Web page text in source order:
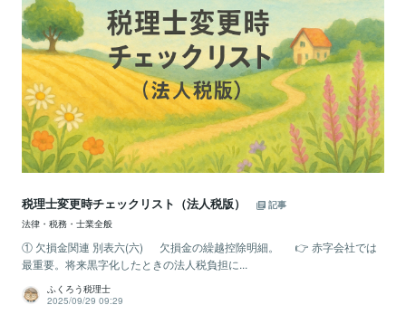
税理士変更時チェックリスト（法人税版）
記事
法律・税務・士業全般
① 欠損金関連 別表六(六) 欠損金の繰越控除明細。 👉 赤字会社では
最重要。将来黒字化したときの法人税負担に...
ふくろう税理士
2025/09/29 09:29